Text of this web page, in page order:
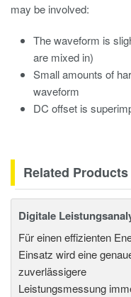
may be involved:
The waveform is
are mixed in)
Small amounts of
waveform
DC offset is
Related
Digitale
Für einen effizienten
Einsatz wird eine
zuverlässigere
Leistungsmessung